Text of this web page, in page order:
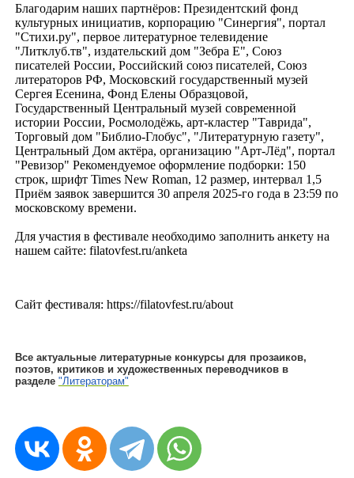
Благодарим наших партнёров: Президентский фонд
культурных инициатив, корпорацию "Синергия", портал
"Стихи.ру", первое литературное телевидение
"Литклуб.тв", издательский дом "Зебра Е", Союз
писателей России, Российский союз писателей, Союз
литераторов РФ, Московский государственный музей
Сергея Есенина, Фонд Елены Образцовой,
Государственный Центральный музей современной
истории России, Росмолодёжь, арт-кластер "Таврида",
Торговый дом "Библио-Глобус", "Литературную газету",
Центральный Дом актёра, организацию "Арт-Лёд", портал
"Ревизор" Рекомендуемое оформление подборки: 150
строк, шрифт Times New Roman, 12 размер, интервал 1,5
Приём заявок завершится 30 апреля 2025-го года в 23:59 по
московскому времени.
Для участия в фестивале необходимо заполнить анкету на
нашем сайте: filatovfest.ru/anketa
Сайт фестиваля: https://filatovfest.ru/about
Все актуальные литературные конкурсы для прозаиков,
поэтов, критиков и художественных переводчиков в
разделе "Литераторам"